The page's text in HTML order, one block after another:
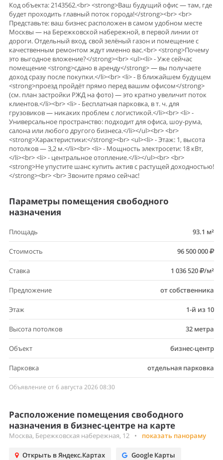
Код объекта: 2143562.<br> <strong>Ваш будущий офис — там, где
будет проходить главный поток города!</strong><br> <br>
Представьте: ваш бизнес расположен в самом удобном месте
Москвы — на Бережковской набережной, в первой линии от
дороги. Отдельный вход, свой зелёный газон и помещение с
качественным ремонтом ждут именно вас.<br> <strong>Почему
это выгодное вложение?</strong><br> <ul><li> - Уже сейчас
помещение <strong>сдано в аренду</strong> — вы получаете
доход сразу после покупки.</li><br> <li> - В ближайшем будущем
<strong>проезд пройдёт прямо перед вашим офисом</strong>
(см. план застройки РЖД на фото) — это кратно увеличит поток
клиентов.</li><br> <li> - Бесплатная парковка, в т. ч. для
грузовиков — никаких проблем с логистикой.</li><br> <li> -
Универсальное пространство: подходит для офиса, шоу-рума,
салона или любого другого бизнеса.</li></ul><br> <br>
<strong>Характеристики:</strong><br> <ul><li> - Этаж: 1, высота
потолков — 3,2 м.</li><br> <li> - Мощность электросети: 18 кВт,
</li><br> <li> - центральное отопление.</li></ul><br> <br>
<strong>Не упустите шанс купить актив с растущей доходностью!
</strong><br> <br> Звоните прямо сейчас!
Параметры помещения свободного
назначения
Площадь 93.1 м²
Стоимость 96 500 000
Ставка 1 036 520 /м²
Предложение от собственника
Этаж 1-й из 10
Высота потолков 32 метра
Объект бизнес-центр
Парковка отдельная парковка
Объявление от 6 августа 2026 08:30
Расположение помещения свободного
назначения в бизнес-центре на карте
Москва, Бережковская набережная, 12 • показать панораму
Открыть в Яндекс.Картах Google Карты